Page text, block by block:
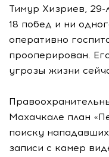
Тимур Хизриев,
18 побед и ни
оперативно
прооперирован.
угрозы жизни
Махачкале план
поиску
записи с камер